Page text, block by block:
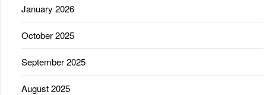
January 2026
October 2025
September 2025
August 2025